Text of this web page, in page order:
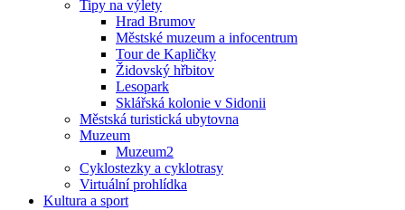
Tipy na výlety
Hrad Brumov
Městské muzeum a infocentrum
Tour de Kapličky
Židovský hřbitov
Lesopark
Sklářská kolonie v Sidonii
Městská turistická ubytovna
Muzeum
Muzeum2
Cyklostezky a cyklotrasy
Virtuální prohlídka
Kultura a sport